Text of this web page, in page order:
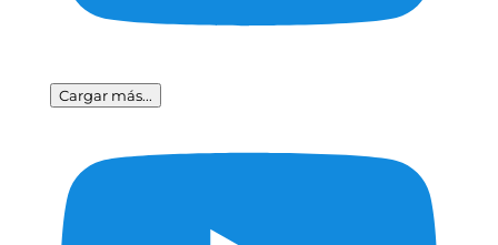
Cargar más...